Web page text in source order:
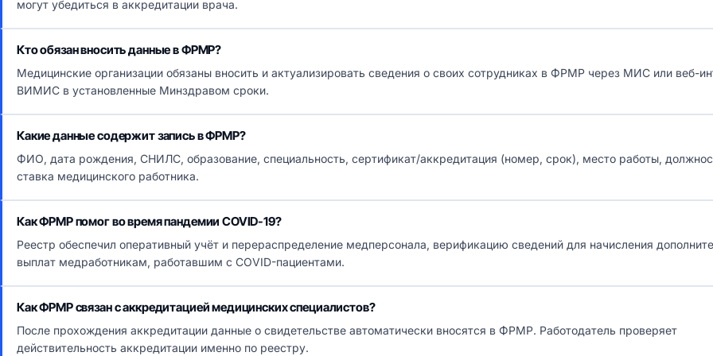
могут убедиться в аккредитации врача.
Кто обязан вносить данные в ФРМР?
Медицинские организации обязаны вносить и актуализировать сведения о своих сотрудниках в ФРМР через МИС или веб-
ВИМИС в установленные Минздравом сроки.
Какие данные содержит запись в ФРМР?
ФИО, дата рождения, СНИЛС, образование, специальность, сертификат/аккредитация (номер, срок), место работы,
ставка медицинского работника.
Как ФРМР помог во время пандемии COVID-19?
Реестр обеспечил оперативный учёт и перераспределение медперсонала, верификацию сведений для начисления
выплат медработникам, работавшим с COVID-пациентами.
Как ФРМР связан с аккредитацией медицинских специалистов?
После прохождения аккредитации данные о свидетельстве автоматически вносятся в ФРМР. Работодатель проверяет
действительность аккредитации именно по реестру.